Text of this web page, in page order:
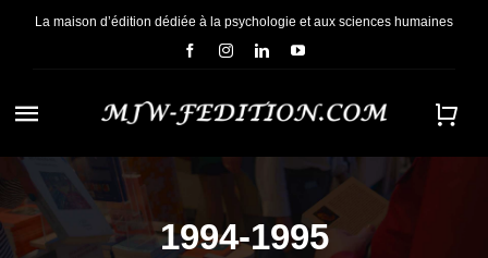
PasserLa maison d’édition dédiée à la psychologie et aux sciences humaines
Navigation
à
bascule
ACCUEIL
NOUS CONNAÎTRE1994-1995